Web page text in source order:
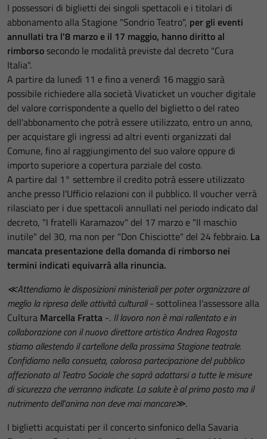
I possessori di biglietti dei singoli spettacoli e i titolari di
abbonamento alla Stagione "Sondrio Teatro", per gli eventi
annullati tra l'8 marzo e il 17 maggio, hanno diritto al
rimborso secondo le modalità previste dal decreto "Cura
Italia".
A partire da lunedì 11 e fino a venerdì 16 maggio sarà
possibile richiedere alla società Vivaticket un voucher digitale
del valore corrispondente a quello del biglietto o del rateo
dell'abbonamento che potrà essere utilizzato, entro un anno,
per acquistare gli ingressi ad altri eventi organizzati dal
Comune, fino al raggiungimento del suo valore oppure di
importo superiore a copertura parziale del costo.
A partire dal 1° settembre il credito potrà essere utilizzato
anche presso l'Ufficio relazioni con il pubblico. Il voucher verrà
rilasciato per i due spettacoli annullati nel periodo indicato dal
decreto, "I fratelli Karamazov" del 17 marzo e "Il maschio
inutile" del 30, ma non per "Don Chisciotte" del 24 febbraio. La
mancata presentazione della domanda di rimborso nei
termini indicati equivarrà alla rinuncia.
≪Attendiamo le disposizioni ministeriali per poter organizzare al
meglio la ripresa delle attività culturali- sottolinea l'assessore alla
Cultura Marcella Fratta -. Il lavoro non è mai rallentato e in
collaborazione con il nuovo direttore artistico Andrea Ragosta
stiamo allestendo il cartellone della prossima Stagione teatrale.
Confidiamo nella consueta, calorosa partecipazione del pubblico
affezionato al Teatro Sociale che saprà adattarsi a tutte le misure
di sicurezza che verranno indicate. La salute è al primo posto ma il
nutrimento dell'anima non deve mai mancare≫.
I biglietti acquistati per il concerto sinfonico della Savaria